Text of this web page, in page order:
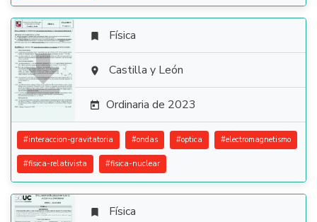

 Física
 Castilla y León
 Ordinaria de 2023
#interaccion-gravitatoria #ondas #optica #electromagnetismo
#fisica-relativista #fisica-nuclear
 Física